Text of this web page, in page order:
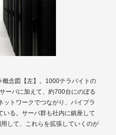
念図【左】。1000テラバイトの
ーバに加えて、約700台にのぼる
ットワークでつながり、パイプラ
いる。サーバ群も社内に鎮座して
して、これらを拡張していくのが